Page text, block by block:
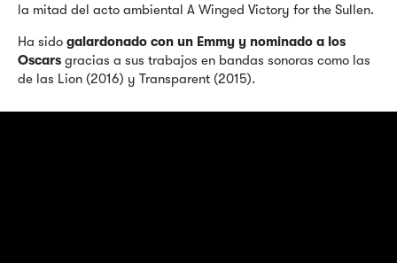
la mitad del acto ambiental A Winged Victory for the Sullen.
Ha sido galardonado con un Emmy y nominado a los
Oscars gracias a sus trabajos en bandas sonoras como las
de las Lion (2016) y Transparent (2015).